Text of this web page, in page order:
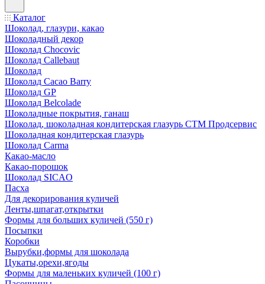
Каталог
Шоколад, глазури, какао
Шоколадный декор
Шоколад Chocovic
Шоколад Callebaut
Шоколад
Шоколад Cacao Barry
Шоколад GP
Шоколад Belcolade
Шоколадные покрытия, ганаш
Шоколад, шоколадная кондитерская глазурь СТМ Продсервис
Шоколадная кондитерская глазурь
Шоколад Carma
Какао-масло
Какао-порошок
Шоколад SICAO
Пасха
Для декорирования куличей
Ленты,шпагат,открытки
Формы для больших куличей (550 г)
Посыпки
Коробки
Вырубки,формы для шоколада
Цукаты,орехи,ягоды
Формы для маленьких куличей (100 г)